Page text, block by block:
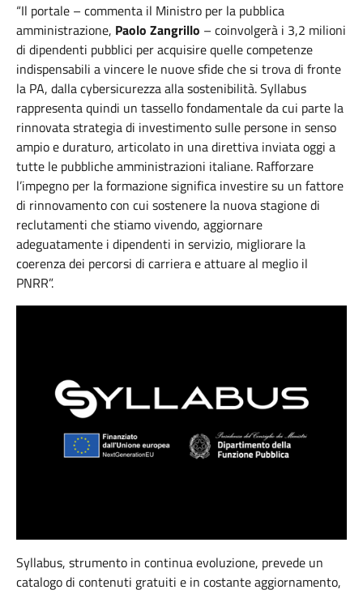
“Il portale – commenta il Ministro per la pubblica
amministrazione, Paolo Zangrillo – coinvolgerà i 3,2 milioni
di dipendenti pubblici per acquisire quelle competenze
indispensabili a vincere le nuove sfide che si trova di fronte
la PA, dalla cybersicurezza alla sostenibilità. Syllabus
rappresenta quindi un tassello fondamentale da cui parte la
rinnovata strategia di investimento sulle persone in senso
ampio e duraturo, articolato in una direttiva inviata oggi a
tutte le pubbliche amministrazioni italiane. Rafforzare
l’impegno per la formazione significa investire su un fattore
di rinnovamento con cui sostenere la nuova stagione di
reclutamenti che stiamo vivendo, aggiornare
adeguatamente i dipendenti in servizio, migliorare la
coerenza dei percorsi di carriera e attuare al meglio il
PNRR”.
Syllabus, strumento in continua evoluzione, prevede un
catalogo di contenuti gratuiti e in costante aggiornamento,